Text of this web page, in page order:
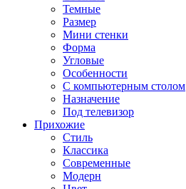
Темные
Размер
Мини стенки
Форма
Угловые
Особенности
С компьютерным столом
Назначение
Под телевизор
Прихожие
Стиль
Классика
Современные
Модерн